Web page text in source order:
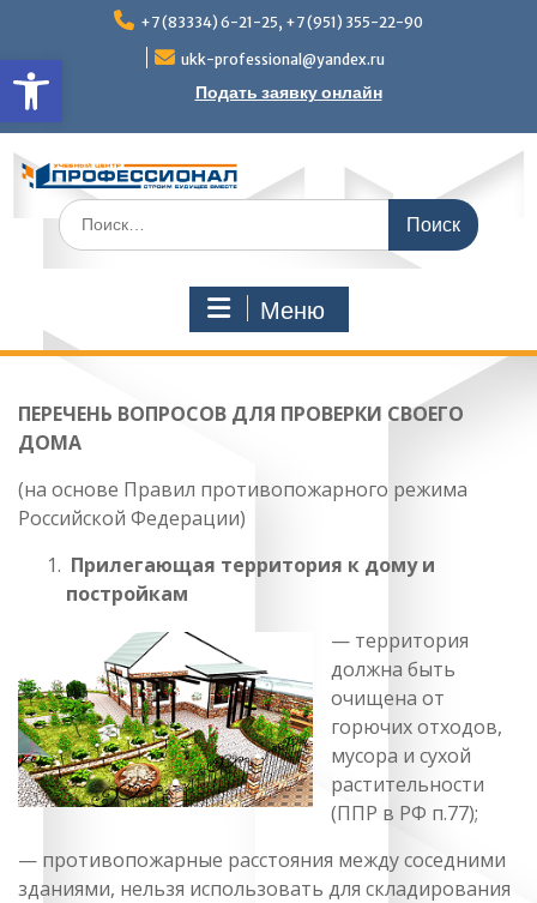
Открыть панель
содержимому
+7 (83334) 6-21-25, +7 (951) 355-22-90
ukk-professional@yandex.ru
Подать заявку онлайн
Поиск
по:
Меню
ПЕРЕЧЕНЬ ВОПРОСОВ ДЛЯ ПРОВЕРКИ СВОЕГО
ДОМА
(на основе Правил противопожарного режима
Российской Федерации)
Прилегающая территория к дому и
постройкам
— территория
должна быть
очищена от
горючих отходов,
мусора и сухой
растительности
(ППР в РФ п.77);
— противопожарные расстояния между соседними
зданиями, нельзя использовать для складирования